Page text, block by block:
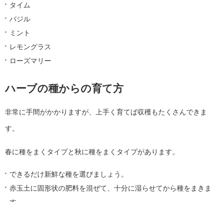
タイム
バジル
ミント
レモングラス
ローズマリー
ハーブの種からの育て方
非常に手間がかかりますが、上手く育てば収穫もたくさんできま
す。
春に種をまくタイプと秋に種をまくタイプがあります。
できるだけ新鮮な種を選びましょう。
赤玉土に固形状の肥料を混ぜて、十分に湿らせてから種をまきま